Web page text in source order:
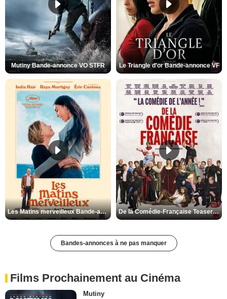
Mutiny Bande-annonce VO STFR Le Triangle d'or Bande-annonce VF
Les Matins merveilleux Bande-annonce VF De la Comédie-Française Teaser VF
Bandes-annonces à ne pas manquer
Films Prochainement au Cinéma
Mutiny